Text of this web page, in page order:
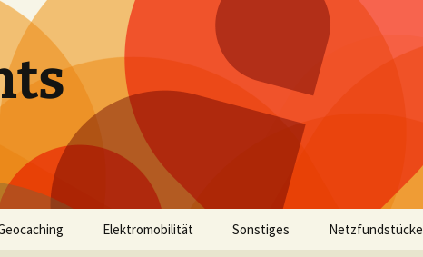
Elektromobilität Sonstiges Netzfundstücke